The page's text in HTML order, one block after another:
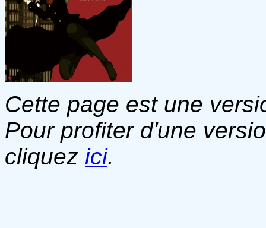
Cette page est une
Pour profiter d'une
cliquez ici.